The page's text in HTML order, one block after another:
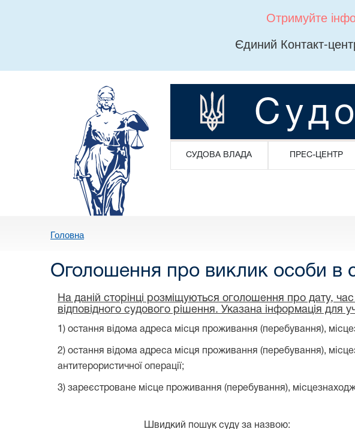
Отримуйте
Єдиний Контакт-
СУДОВА ВЛАДА ПРЕС-ЦЕНТР
Головна
Оголошення про виклик особи в
На даній сторінці розміщуються оголошення про дату,
відповідного судового рішення. Указана інформація для
1) остання відома адреса місця проживання (перебування),
2) остання відома адреса місця проживання (перебування),
антитерористичної операції;
3) зареєстроване місце проживання (перебування),
Швидкий пошук суду за назвою: